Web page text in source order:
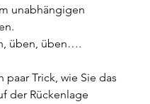
unabhängigen
üben, üben….
paar Trick, wie Sie das
der Rückenlage